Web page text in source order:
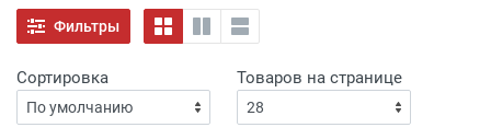
Фильтры
Сортировка Товаров на странице